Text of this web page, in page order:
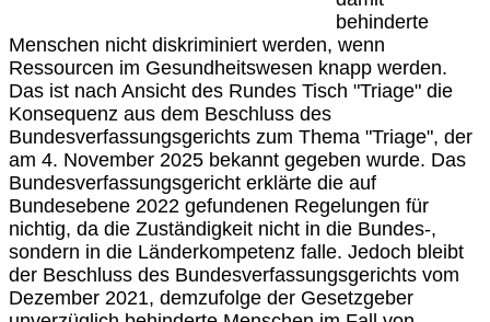
behinderte
Menschen nicht diskriminiert werden, wenn
Ressourcen im Gesundheitswesen knapp werden.
Das ist nach Ansicht des Rundes Tisch "Triage" die
Konsequenz aus dem Beschluss des
Bundesverfassungsgerichts zum Thema "Triage", der
am 4. November 2025 bekannt gegeben wurde. Das
Bundesverfassungsgericht erklärte die auf
Bundesebene 2022 gefundenen Regelungen für
nichtig, da die Zuständigkeit nicht in die Bundes-,
sondern in die Länderkompetenz falle. Jedoch bleibt
der Beschluss des Bundesverfassungsgerichts vom
Dezember 2021, demzufolge der Gesetzgeber